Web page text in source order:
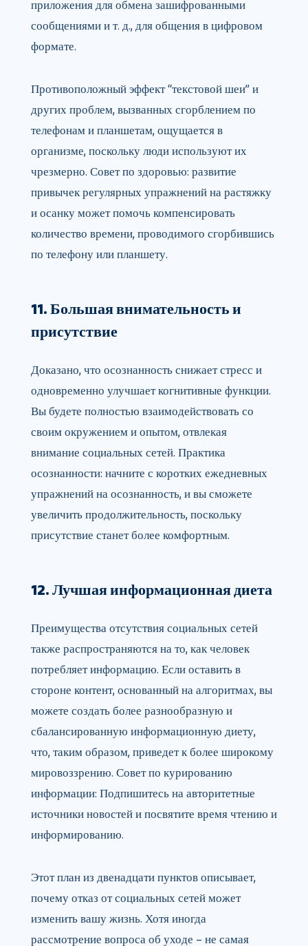
приложения для обмена зашифрованными
сообщениями и т. д., для общения в цифровом
формате.
Противоположный эффект “текстовой шеи” и
других проблем, вызванных сгорблением по
телефонам и планшетам, ощущается в
организме, поскольку люди используют их
чрезмерно. Совет по здоровью: развитие
привычек регулярных упражнений на растяжку
и осанку может помочь компенсировать
количество времени, проводимого сгорбившись
по телефону или планшету.
11. Большая внимательность и
присутствие
Доказано, что осознанность снижает стресс и
одновременно улучшает когнитивные функции.
Вы будете полностью взаимодействовать со
своим окружением и опытом, отвлекая
внимание социальных сетей. Практика
осознанности: начните с коротких ежедневных
упражнений на осознанность, и вы сможете
увеличить продолжительность, поскольку
присутствие станет более комфортным.
12. Лучшая информационная диета
Преимущества отсутствия социальных сетей
также распространяются на то, как человек
потребляет информацию. Если оставить в
стороне контент, основанный на алгоритмах, вы
можете создать более разнообразную и
сбалансированную информационную диету,
что, таким образом, приведет к более широкому
мировоззрению. Совет по курированию
информации: Подпишитесь на авторитетные
источники новостей и посвятите время чтению и
информированию.
Этот план из двенадцати пунктов описывает,
почему отказ от социальных сетей может
изменить вашу жизнь. Хотя иногда
рассмотрение вопроса об уходе – не самая